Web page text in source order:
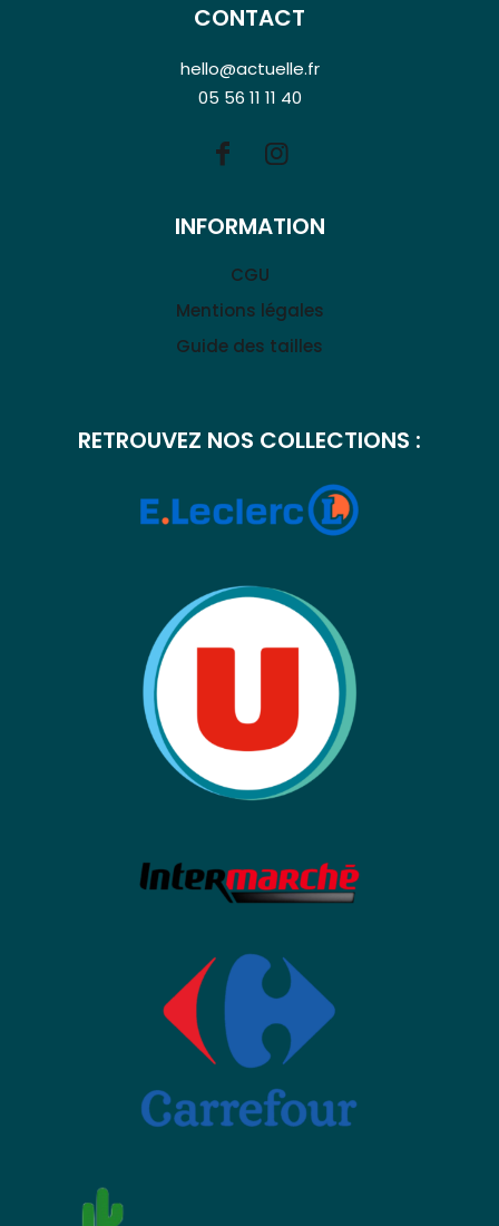
CONTACT
hello@actuelle.fr
05 56 11 11 40
INFORMATION
CGU
Mentions légales
Guide des tailles
RETROUVEZ NOS COLLECTIONS :